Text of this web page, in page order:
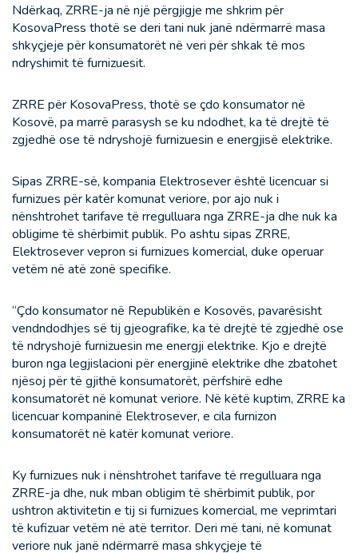
Ndërkaq, ZRRE-ja në një përgjigje me shkrim për
KosovaPress thotë se deri tani nuk janë ndërmarrë masa
shkyçjeje për konsumatorët në veri për shkak të mos
ndryshimit të furnizuesit.
ZRRE për KosovaPress, thotë se çdo konsumator në
Kosovë, pa marrë parasysh se ku ndodhet, ka të drejtë të
zgjedhë ose të ndryshojë furnizuesin e energjisë elektrike.
Sipas ZRRE-së, kompania Elektrosever është licencuar si
furnizues për katër komunat veriore, por ajo nuk i
nënshtrohet tarifave të rregulluara nga ZRRE-ja dhe nuk ka
obligime të shërbimit publik. Po ashtu sipas ZRRE,
Elektrosever vepron si furnizues komercial, duke operuar
vetëm në atë zonë specifike.
“Çdo konsumator në Republikën e Kosovës, pavarësisht
vendndodhjes së tij gjeografike, ka të drejtë të zgjedhë ose
të ndryshojë furnizuesin me energji elektrike. Kjo e drejtë
buron nga legjislacioni për energjinë elektrike dhe zbatohet
njësoj për të gjithë konsumatorët, përfshirë edhe
konsumatorët në komunat veriore. Në këtë kuptim, ZRRE ka
licencuar kompaninë Elektrosever, e cila furnizon
konsumatorët në katër komunat veriore.
Ky furnizues nuk i nënshtrohet tarifave të rregulluara nga
ZRRE-ja dhe, nuk mban obligim të shërbimit publik, por
ushtron aktivitetin e tij si furnizues komercial, me veprimtari
të kufizuar vetëm në atë territor. Deri më tani, në komunat
veriore nuk janë ndërmarrë masa shkyçjeje të